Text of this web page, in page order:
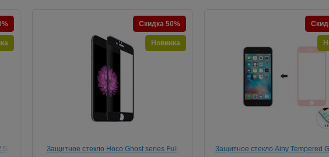
Защитное стекло Hoco Ghost series Full
Скидка 50%
Новинка
Защитное стекло Ainy Tempered